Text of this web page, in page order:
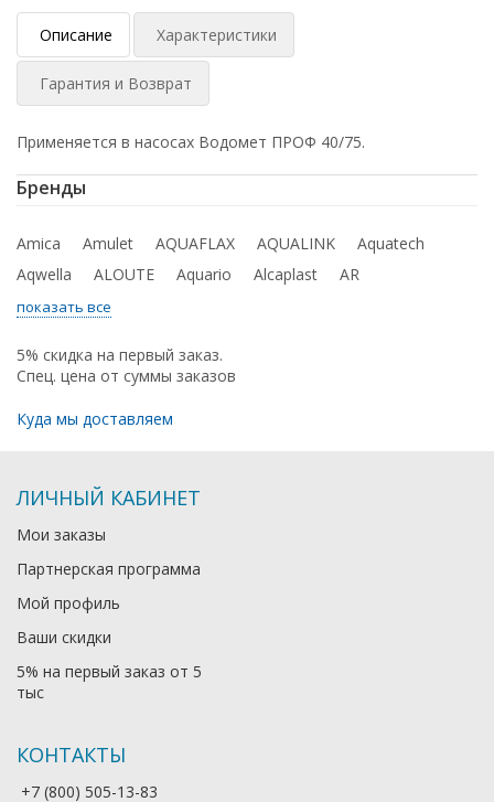
Описание Характеристики
Гарантия и Возврат
Применяется в насосах Водомет ПРОФ 40/75.
Бренды
Amica Amulet AQUAFLAX AQUALINK
Aquatech
Aqwella
ALOUTE Aquario Alcaplast AR
показать все
5% скидка на первый заказ.
Спец. цена от суммы заказов
Куда мы доставляем
ЛИЧНЫЙ КАБИНЕТ
Мои заказы
Партнерская программа
Мой профиль
Ваши скидки
5% на первый заказ от 5
тыс
КОНТАКТЫ
+7 (800) 505-13-83